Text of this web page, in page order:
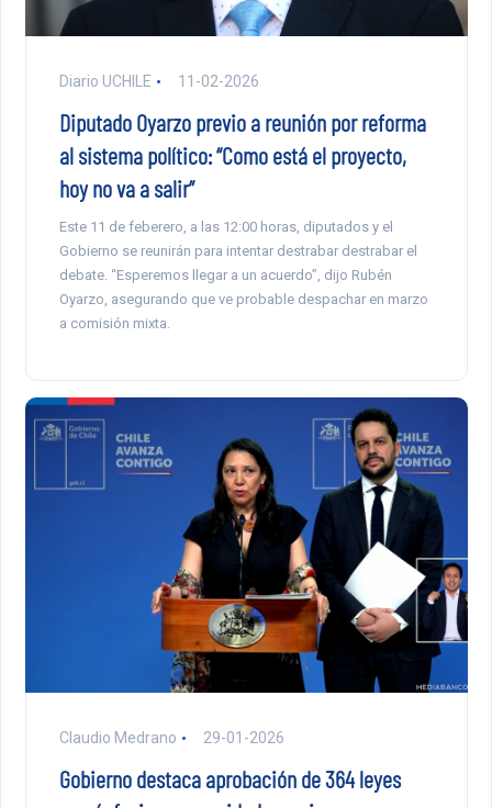
Diario UCHILE 11-02-2026
Diputado Oyarzo previo a reunión por reforma
al sistema político: “Como está el proyecto,
hoy no va a salir”
Este 11 de feberero, a las 12:00 horas, diputados y el
Gobierno se reunirán para intentar destrabar destrabar el
debate. “Esperemos llegar a un acuerdo”, dijo Rubén
Oyarzo, asegurando que ve probable despachar en marzo
a comisión mixta.
Claudio Medrano 29-01-2026
Gobierno destaca aprobación de 364 leyes